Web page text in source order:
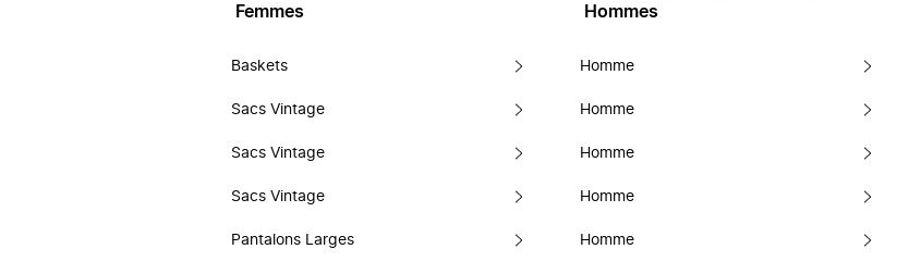
Femmes
Baskets
Sacs Vintage
Sacs Vintage
Sacs Vintage
Pantalons Larges
Hommes
Homme
Homme
Homme
Homme
Homme